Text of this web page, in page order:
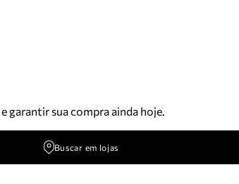
e garantir sua compra ainda hoje.
Buscar em lojas